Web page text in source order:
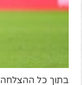
בתוך כל ההצלחה